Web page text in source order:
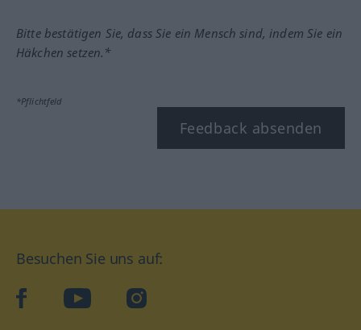
Bitte bestätigen Sie, dass Sie ein Mensch sind, indem Sie ein
Häkchen setzen.*
*Pflichtfeld
Feedback absenden
Besuchen Sie uns auf:
facebookYouTube Instagram